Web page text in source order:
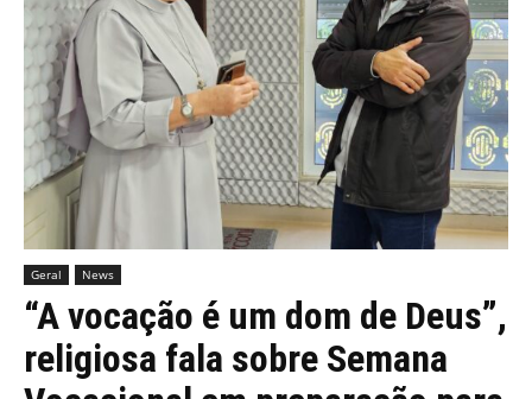
Geral News
“A vocação é um dom de Deus”,
religiosa fala sobre Semana